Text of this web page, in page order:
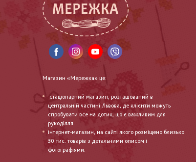
Магазин «Мережка» це:
стаціонарний магазин, розташований в
центральній частині Львова, де клієнти можуть
спробувати все на дотик, що є важливим для
рукоділля.
інтернет-магазин, на сайті якого розміщено близько
30 тис. товарів з детальними описом і
фотографіями.